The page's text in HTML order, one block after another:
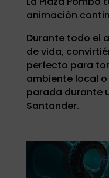
animación
Durante todo el
de vida,
perfecto para
ambiente local
parada durante
Santander.